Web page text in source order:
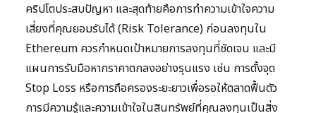
คริปโตประสบปัญหา และสุดท้ายคือการทำความเข้าใจความ
เสี่ยงที่คุณยอมรับได้ (Risk Tolerance) ก่อนลงทุนใน
Ethereum ควรกำหนดเป้าหมายการลงทุนที่ชัดเจน และมี
แผนการรับมือหากราคาตกลงอย่างรุนแรง เช่น การตั้งจุด
Stop Loss หรือการถือครองระยะยาวเพื่อรอให้ตลาดฟื้นตัว
การมีความรู้และความเข้าใจในสินทรัพย์ที่คุณลงทุนเป็นสิ่ง